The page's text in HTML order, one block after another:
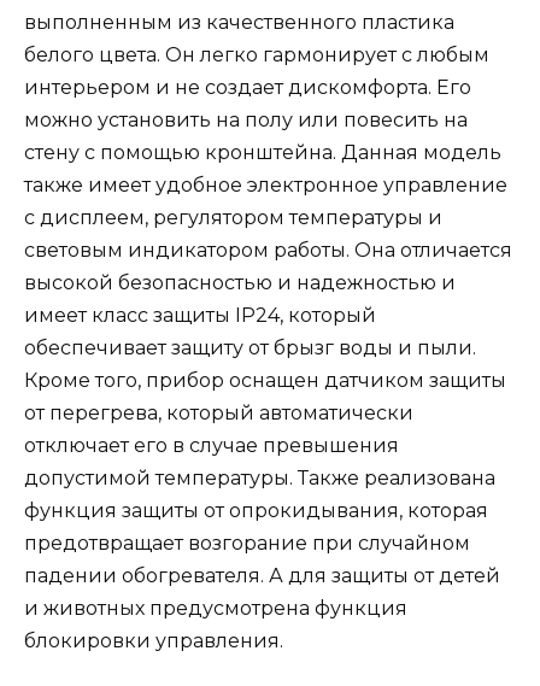
выполненным из качественного пластика
белого цвета. Он легко гармонирует с любым
интерьером и не создает дискомфорта. Его
можно установить на полу или повесить на
стену с помощью кронштейна. Данная модель
также имеет удобное электронное управление
с дисплеем, регулятором температуры и
световым индикатором работы. Она отличается
высокой безопасностью и надежностью и
имеет класс защиты IP24, который
обеспечивает защиту от брызг воды и пыли.
Кроме того, прибор оснащен датчиком защиты
от перегрева, который автоматически
отключает его в случае превышения
допустимой температуры. Также реализована
функция защиты от опрокидывания, которая
предотвращает возгорание при случайном
падении обогревателя. А для защиты от детей
и животных предусмотрена функция
блокировки управления.